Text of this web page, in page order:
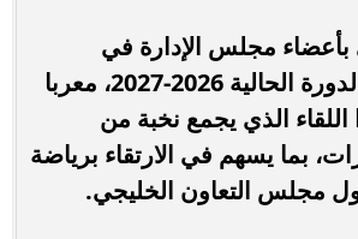
مجلس الإدارة في
مستهل أعمال الدورة الحالية 2026-2027، معربا
الذي يجمع نخبة من
بما يسهم في الارتقاء برياضة
مجلس التعاون الخليجي.